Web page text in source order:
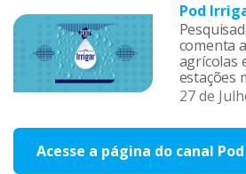
Pod
comenta
agrícolas
estações
27 de
Acesse a página do canal